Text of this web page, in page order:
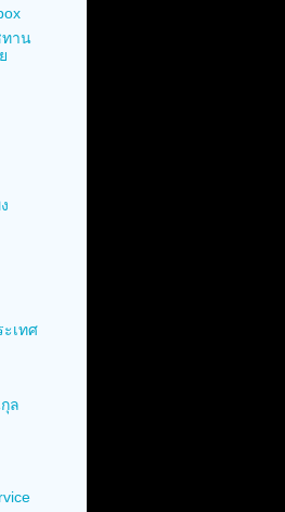
ทาน
เทศ
ล